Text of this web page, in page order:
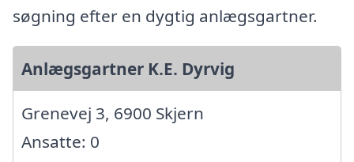
søgning efter en dygtig anlægsgartner.
Anlægsgartner K.E. Dyrvig
Grenevej 3, 6900 Skjern
Ansatte: 0